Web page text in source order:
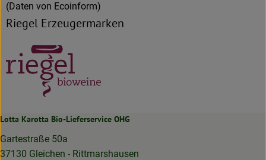
(Daten von Ecoinform)
Riegel Erzeugermarken
Lotta Karotta Bio-Lieferservice OHG
Gartestraße 50a
37130 Gleichen - Rittmarshausen